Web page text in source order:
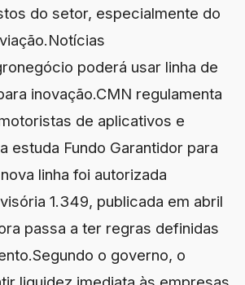
do setor, especialmente do
poderá usar linha de
inovação.CMN regulamenta
de aplicativos e
estuda Fundo Garantidor para
linha foi autorizada
1.349, publicada em abril
passa a ter regras definidas
o governo, o